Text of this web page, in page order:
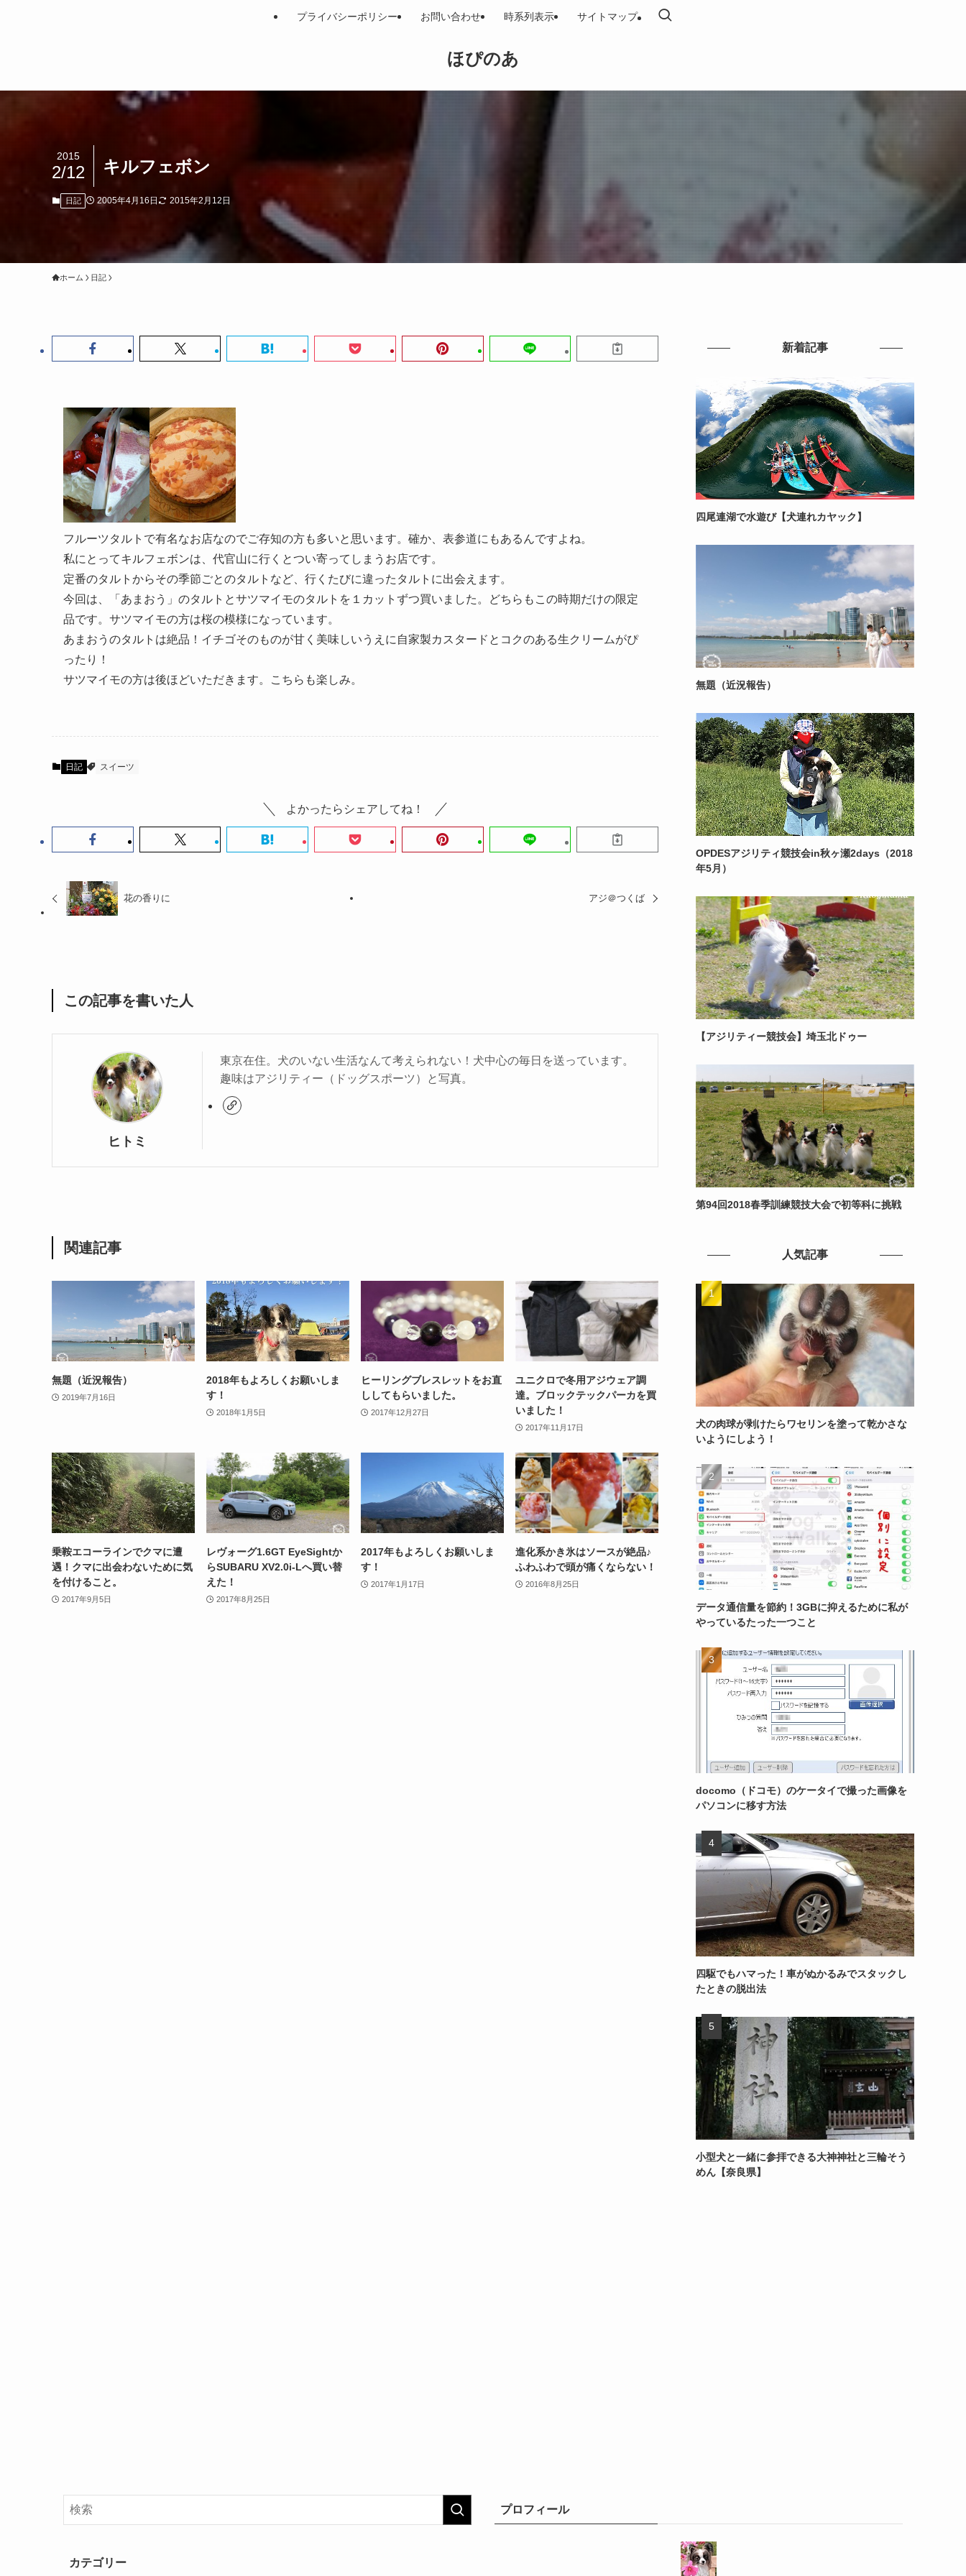
ほぴのあ
プライバシーポリシー お問い合わせ 時系列表示 サイトマップ
キルフェボン
2015
2/12
日記 2005年4月16日 2015年2月12日
ホーム 日記
フルーツタルトで有名なお店なのでご存知の方も多いと思います。確か、表参道にもあるんですよね。
私にとってキルフェボンは、代官山に行くとつい寄ってしまうお店です。
定番のタルトからその季節ごとのタルトなど、行くたびに違ったタルトに出会えます。
今回は、「あまおう」のタルトとサツマイモのタルトを１カットずつ買いました。どちらもこの時期だけの限定
品です。サツマイモの方は桜の模様になっています。
あまおうのタルトは絶品！イチゴそのものが甘く美味しいうえに自家製カスタードとコクのある生クリームがぴ
ったり！
サツマイモの方は後ほどいただきます。こちらも楽しみ。
日記 スイーツ
よかったらシェアしてね！
花の香りに アジ＠つくば
この記事を書いた人
ヒトミ
東京在住。犬のいない生活なんて考えられない！犬中心の毎日を送っています。
趣味はアジリティー（ドッグスポーツ）と写真。
関連記事
無題（近況報告）
2019年7月16日
2018年もよろしくお願いしま
す！
2018年1月5日
ヒーリングブレスレットをお直
ししてもらいました。
2017年12月27日
ユニクロで冬用アジウェア調
達。ブロックテックパーカを買
いました！
2017年11月17日
乗鞍エコーラインでクマに遭
遇！クマに出会わないために気
を付けること。
2017年9月5日
レヴォーグ1.6GT EyeSightか
らSUBARU XV2.0i-Lへ買い替
えた！
2017年8月25日
2017年もよろしくお願いしま
す！
2017年1月17日
進化系かき氷はソースが絶品♪
ふわふわで頭が痛くならない！
2016年8月25日
新着記事
四尾連湖で水遊び【犬連れカヤック】
無題（近況報告）
OPDESアジリティ競技会in秋ヶ瀬2days（2018
年5月）
【アジリティー競技会】埼玉北ドゥー
第94回2018春季訓練競技大会で初等科に挑戦
人気記事
犬の肉球が剥けたらワセリンを塗って乾かさな
いようにしよう！
データ通信量を節約！3GBに抑えるために私が
やっているたった一つこと
docomo（ドコモ）のケータイで撮った画像を
パソコンに移す方法
四駆でもハマった！車がぬかるみでスタックし
たときの脱出法
小型犬と一緒に参拝できる大神神社と三輪そう
めん【奈良県】
カテゴリー
プロフィール